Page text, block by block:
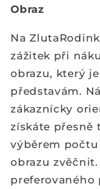
Obraz
Na
zážitek při
obrazu, který
představám.
zákaznícky
získáte přesně
výběrem
obrazu
preferovaného